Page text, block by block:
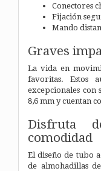
Conectores
Fijación
Mando
Graves
La vida en
favoritas. Estos
excepcionales con
8,6 mm y cuentan
Disfruta
comodidad
El diseño de tubo
de almohadillas